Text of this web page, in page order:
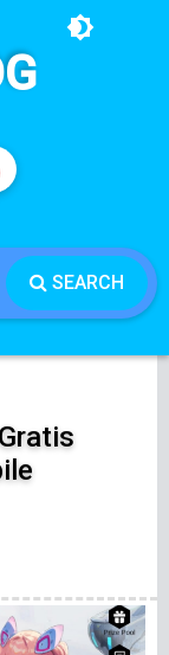
SEARCH